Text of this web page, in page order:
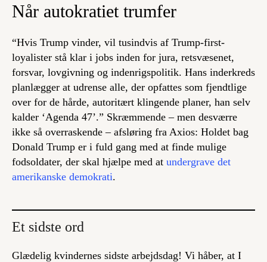
Når autokratiet trumfer
“Hvis Trump vinder, vil tusindvis af Trump-first-
loyalister stå klar i jobs inden for jura, retsvæsenet,
forsvar, lovgivning og indenrigspolitik. Hans inderkreds
planlægger at udrense alle, der opfattes som fjendtlige
over for de hårde, autoritært klingende planer, han selv
kalder ‘Agenda 47’.” Skræmmende – men desværre
ikke så overraskende – afsløring fra Axios: Holdet bag
Donald Trump er i fuld gang med at finde mulige
fodsoldater, der skal hjælpe med at undergrave det
amerikanske demokrati.
Et sidste ord
Glædelig kvindernes sidste arbejdsdag! Vi håber, at I